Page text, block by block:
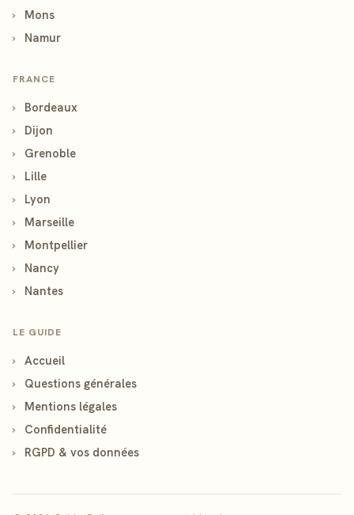
›
Mons
›
Namur
FRANCE
›
Bordeaux
›
Dijon
›
Grenoble
›
Lille
›
Lyon
›
Marseille
›
Montpellier
›
Nancy
›
Nantes
LE GUIDE
›
Accueil
›
Questions générales
›
Mentions légales
›
Confidentialité
›
RGPD & vos données